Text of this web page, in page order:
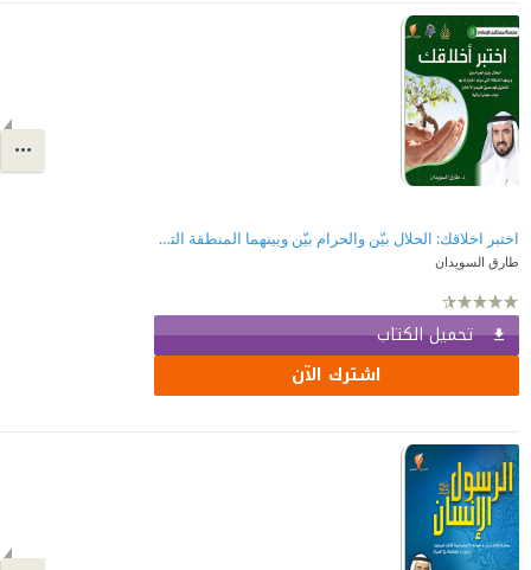
اختبر اخلاقك: الحلال بيّن والحرام بيّن وبينهما المنطقة التي سيتم اختبارك بها لتحقيق فهم عميق للقيم والأخلاق لبناء خضارة راقية
طارق السويدان
تحميل الكتاب
اشترك الآن